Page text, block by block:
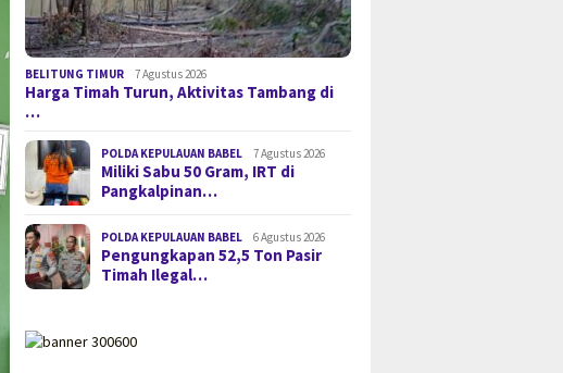
BELITUNG TIMUR 7 Agustus 2026
Harga Timah Turun, Aktivitas Tambang di
…
POLDA KEPULAUAN BABEL 7 Agustus 2026
Miliki Sabu 50 Gram, IRT di
Pangkalpinan…
POLDA KEPULAUAN BABEL 6 Agustus 2026
Pengungkapan 52,5 Ton Pasir
Timah Ilegal…